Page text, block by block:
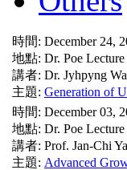
時間: December 24,
地點: Dr. Poe
講者: Dr. Jyhpyng
主題: Generation of
時間: December 03,
地點: Dr. Poe
講者: Prof. Jan-Chi
主題: Advanced